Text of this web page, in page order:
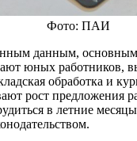
Фото: ПАИ
данным,
юных работников,
обработка и
рост предложения
в летние